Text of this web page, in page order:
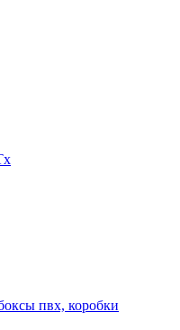
пвх, коробки